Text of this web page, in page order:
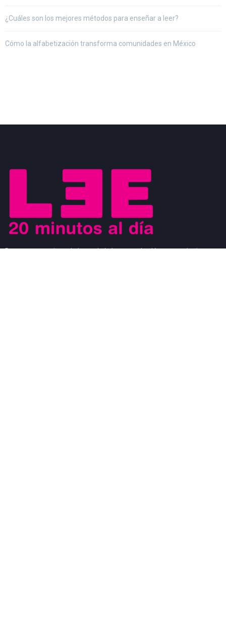
¿Cuáles son los mejores métodos para enseñar a leer?
Cómo la alfabetización transforma comunidades en México
Buscamos motivar el placer de la lectura a los jóvenes y al mismo